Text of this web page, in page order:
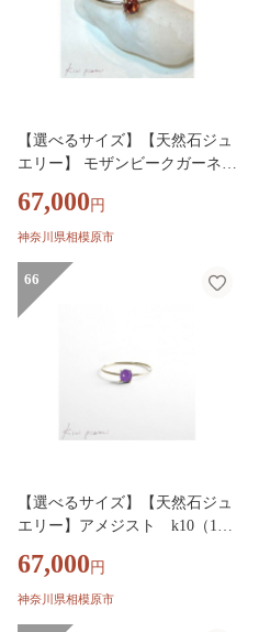
【選べるサイズ】【天然石ジュ
エリー】 モザンビークガーネッ
67,000 円
神奈川県相模原市
66
【選べるサイズ】【天然石ジュ
エリー】アメジスト k10（10
67,000 円
神奈川県相模原市